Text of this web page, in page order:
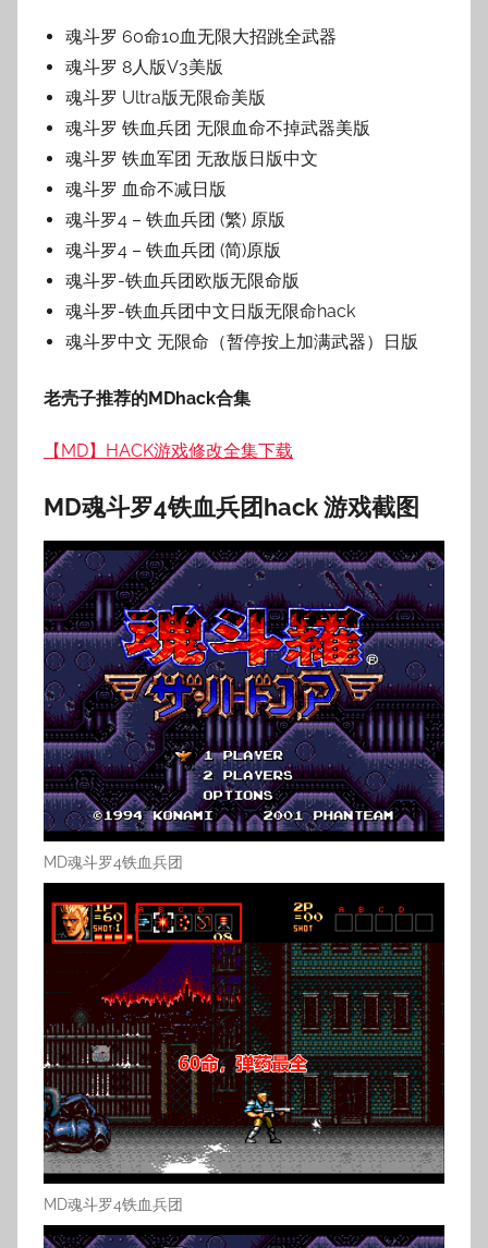
魂斗罗 60命10血无限大招跳全武器
魂斗罗 8人版V3美版
魂斗罗 Ultra版无限命美版
魂斗罗 铁血兵团 无限血命不掉武器美版
魂斗罗 铁血军团 无敌版日版中文
魂斗罗 血命不减日版
魂斗罗4 – 铁血兵团 (繁) 原版
魂斗罗4 – 铁血兵团 (简)原版
魂斗罗-铁血兵团欧版无限命版
魂斗罗-铁血兵团中文日版无限命hack
魂斗罗中文 无限命（暂停按上加满武器）日版
老壳子推荐的MDhack合集
【MD】HACK游戏修改全集下载
MD魂斗罗4铁血兵团hack 游戏截图
MD魂斗罗4铁血兵团
MD魂斗罗4铁血兵团